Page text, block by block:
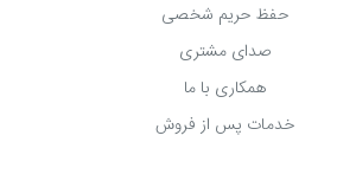
حفظ حریم شخصی
صدای مشتری
همکاری با ما
خدمات پس از فروش